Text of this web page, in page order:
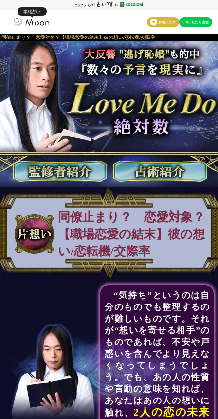
本格占い
同僚止まり？ 恋愛対象？【職場恋愛の結末】彼の想い/恋転機/交際率
同僚止まり？ 恋愛対象？
【職場恋愛の結末】彼の想
い/恋転機/交際率
“気持ち”というのは自
分のものでも整理するの
が難しいものです。それ
が“想いを寄せる相手”の
ものであれば、不安や戸
惑いを含んでより見えな
くなってしまうでしょ
う。でも、あの人の性質
や言動の意味を知れば、
あなたはあの人の想いに
触れ、 2人の恋の未来